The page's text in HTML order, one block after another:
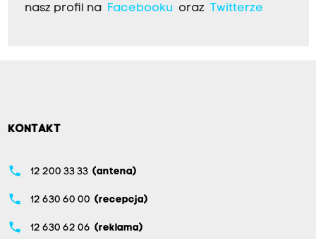
nasz profil na Facebookuoraz Twitterze
KONTAKT
phone 12 200 33 33 (antena)
phone 12 630 60 00 (recepcja)
phone 12 630 62 06 (reklama)